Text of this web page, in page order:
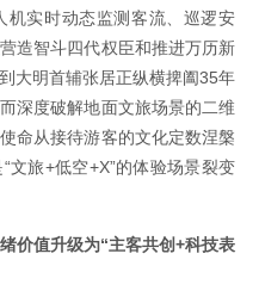
机实时动态监测客流、巡逻安
造智斗四代权臣和推进万历新
大明首辅张居正纵横捭阖35年
深度破解地面文旅场景的二维
命从接待游客的文化定数涅槃
文旅+低空+X”的体验场景裂变
价值升级为“主客共创+科技表